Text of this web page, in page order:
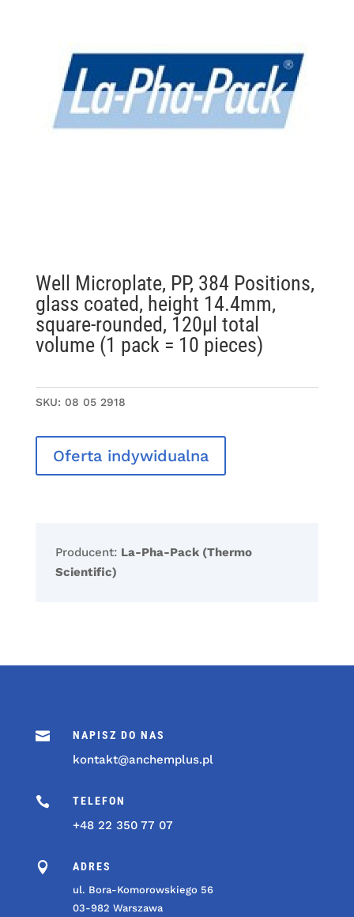
Well Microplate, PP, 384 Positions,
glass coated, height 14.4mm,
square-rounded, 120µl total
volume (1 pack = 10 pieces)
SKU: 08 05 2918
Oferta indywidualna
Producent: La-Pha-Pack (Thermo
Scientific)
 NAPISZ DO NAS
kontakt@anchemplus.pl
 TELEFON
+48 22 350 77 07
 ADRES
ul. Bora-Komorowskiego 56
03-982 Warszawa